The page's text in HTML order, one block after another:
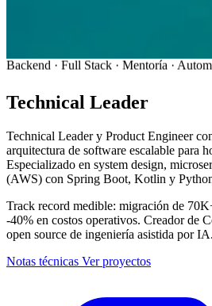
Backend · Full Stack · Mentoría ·
Technical Leader
Technical Leader y Product Engineer
arquitectura de software escalable para
Especializado en system design,
(AWS) con Spring Boot, Kotlin y
Track record medible: migración de
-40% en costos operativos. Creador de
open source de ingeniería asistida por IA.
Notas técnicas Ver proyectos